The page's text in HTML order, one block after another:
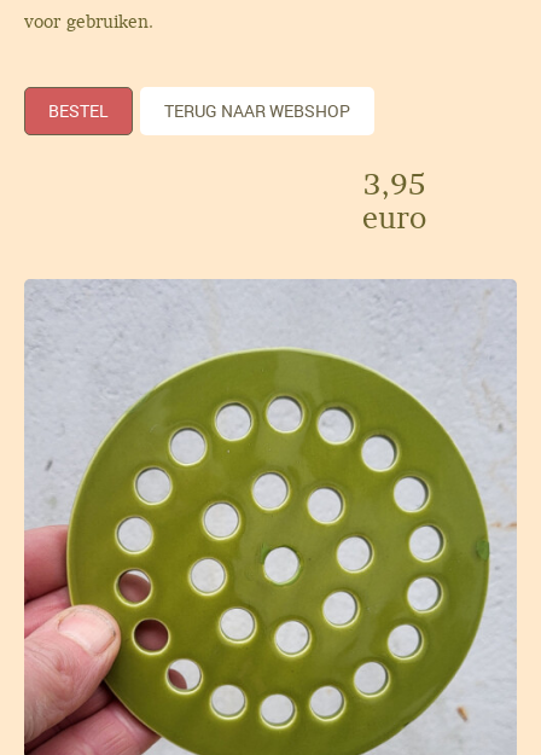
voor gebruiken.
BESTEL TERUG NAAR WEBSHOP
3,95
euro